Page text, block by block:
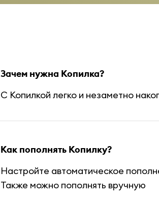
Зачем нужна Копилка?
С Копилкой легко и незаметно
Как пополнять Копилку?
Настройте автоматическое
Также можно пополнять вручную